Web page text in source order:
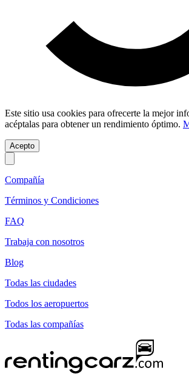
Este sitio usa cookies para ofrecerte la mejor
acéptalas para obtener un rendimiento óptimo.
Acepto
Compañía
Términos y Condiciones
FAQ
Trabaja con nosotros
Blog
Todas las ciudades
Todos los aeropuertos
Todas las compañías